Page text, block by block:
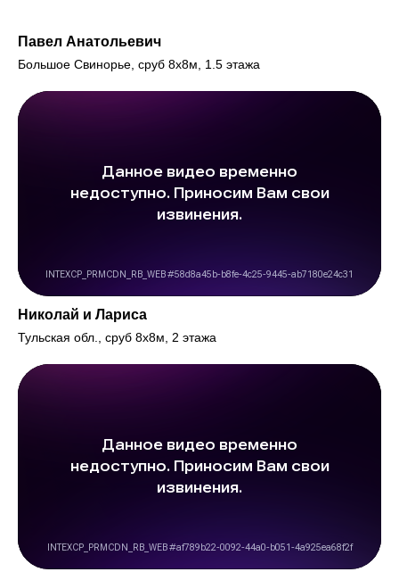
Павел Анатольевич
Большое Свинорье, сруб 8х8м, 1.5 этажа
Николай и Лариса
Тульская обл., сруб 8х8м, 2 этажа